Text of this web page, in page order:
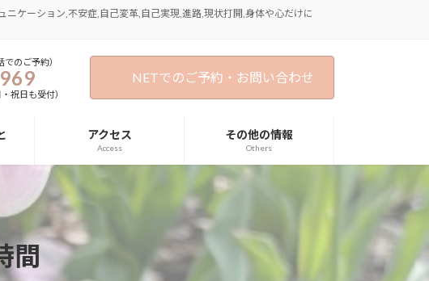
ケーション,不安症,自己変革,自己実現,進路,現状打開,身体や心だけに
のご予約）
祝日も受付）
NETでのご予約・お問い合わせ
アクセス
Access
その他の情報
Others
間